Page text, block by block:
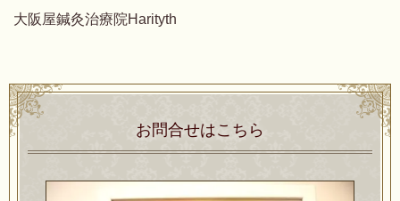
大阪屋鍼灸治療院Harityth
お問合せはこちら